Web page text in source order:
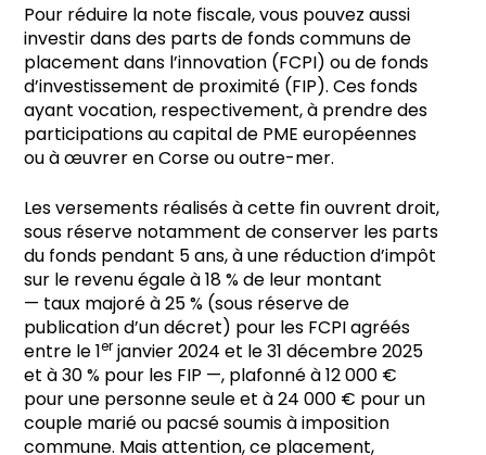
Pour réduire la note fiscale, vous pouvez aussi
investir dans des parts de fonds communs de
placement dans l’innovation (FCPI) ou de fonds
d’investissement de proximité (FIP). Ces fonds
ayant vocation, respectivement, à prendre des
participations au capital de PME européennes
ou à œuvrer en Corse ou outre-mer.
Les versements réalisés à cette fin ouvrent droit,
sous réserve notamment de conserver les parts
du fonds pendant 5 ans, à une réduction d’impôt
sur le revenu égale à 18 % de leur montant
— taux majoré à 25 % (sous réserve de
publication d’un décret) pour les FCPI agréés
entre le 1er janvier 2024 et le 31 décembre 2025
et à 30 % pour les FIP —, plafonné à 12 000 €
pour une personne seule et à 24 000 € pour un
couple marié ou pacsé soumis à imposition
commune. Mais attention, ce placement,